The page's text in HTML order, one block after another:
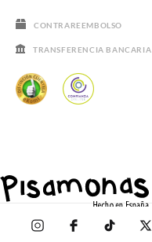
CONTRAREEMBOLSO
TRANSFERENCIA BANCARIA